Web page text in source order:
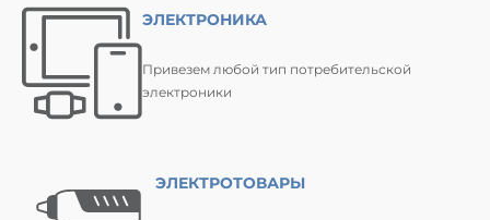
ЭЛЕКТРОНИКА
Привезем любой тип потребительской
электроники
ЭЛЕКТРОТОВАРЫ